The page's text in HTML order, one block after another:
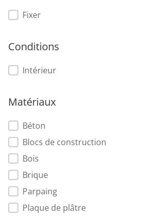
Fonctions
Fixer
Conditions
Conditions
Intérieur
Matériaux
Matériaux
Béton
Blocs de construction
Bois
Brique
Parpaing
Plaque de plâtre